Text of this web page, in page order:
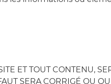
ET TOUT CONTENU,
SERA CORRIGÉ OU